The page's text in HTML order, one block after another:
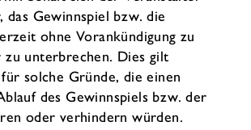
das Gewinnspiel bzw. die
ohne Vorankündigung zu
zu unterbrechen. Dies gilt
solche Gründe, die einen
des Gewinnspiels bzw. der
oder verhindern würden.